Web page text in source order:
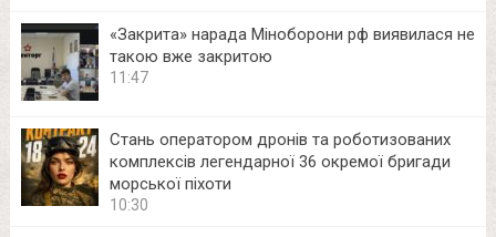
«Закрита» нарада Міноборони рф виявилася не
такою вже закритою
11:47
Стань оператором дронів та роботизованих
комплексів легендарної 36 окремої бригади
морської піхоти
10:30